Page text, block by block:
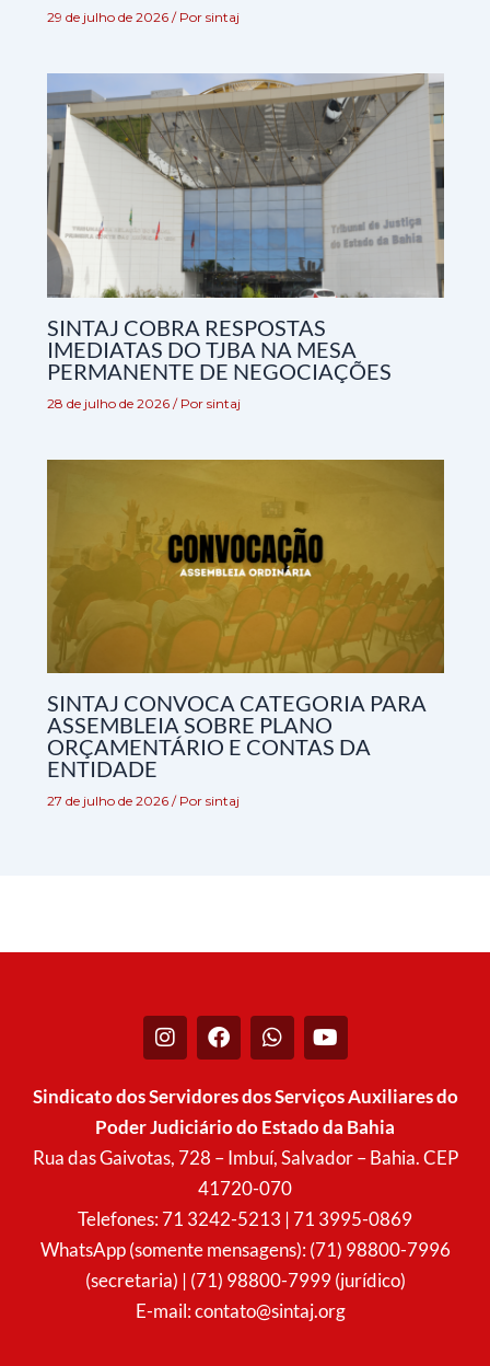
29 de julho de 2026 / Por sintaj
SINTAJ COBRA RESPOSTAS
IMEDIATAS DO TJBA NA MESA
PERMANENTE DE NEGOCIAÇÕES
28 de julho de 2026 / Por sintaj
SINTAJ CONVOCA CATEGORIA PARA
ASSEMBLEIA SOBRE PLANO
ORÇAMENTÁRIO E CONTAS DA
ENTIDADE
27 de julho de 2026 / Por sintaj
I
n
t
g
r
F
a
e
b
o
o
k
W
h
t
a
p
p
Y
o
t
u
b
e
Sindicato dos Servidores dos Serviços Auxiliares do
Poder Judiciário do Estado da Bahia
Rua das Gaivotas, 728 – Imbuí, Salvador – Bahia. CEP
41720-070
Telefones: 71 3242-5213 | 71 3995-0869
WhatsApp (somente mensagens): (71) 98800-7996
(secretaria) | (71) 98800-7999 (jurídico)
E-mail:contato@sintaj.org